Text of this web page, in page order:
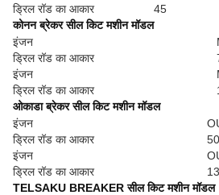
ड्रिल रॉड का आकार
45
कोनन ब्रेकर सील किट मशीन मॉडल
इंजन
ड्रिल रॉड का आकार
इंजन
ड्रिल रॉड का आकार
ओकाडा ब्रेकर सील किट मशीन मॉडल
इंजन
ड्रिल रॉड का आकार
50
इंजन
ड्रिल रॉड का आकार
TELSAKU BREAKER सील किट मशीन मॉडल